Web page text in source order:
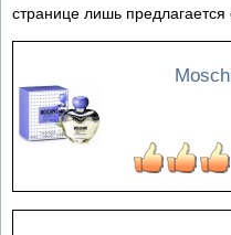
странице лишь предлагается